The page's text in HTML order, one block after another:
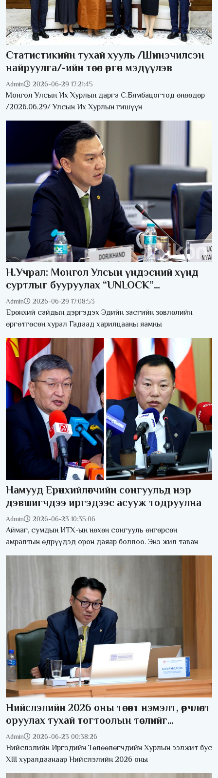
Статистикийн тухай хууль /Шинэчилсэн
найруулга/-ийн төсөл өргөн мэдүүлэв
Admin 2026-06-29 17:21:45
Монгол Улсын Их Хурлын дарга С.Бямбацогтод өнөөдөр
/2026.06.29/ Улсын Их Хурлын гишүүн
Н.Учрал: Монгол Улсын үндэсний хүнд
суртлыг бууруулах “UNLOCK”
санаачилгыг эхлүүлж байна
Admin 2026-06-29 17:08:53
Ерөнхий сайдын дэргэдэх Эдийн засгийн зөвлөлийн
өргөтгөсөн хурал Гадаад харилцааны яамны
Намууд Ерөнхийлөгчийн сонгуульд нэр
дэвшигчдээ иргэдээс асууж тодруулна
Admin 2026-06-23 10:35:06
Аймаг, сумдын ИТХ-ын нөхөн сонгууль өнгөрсөн
амралтын өдрүүдэд орон даяар боллоо. Энэ жил таван
Нийслэлийн 2026 оны төсөвт нэмэлт, өөрчлөлт
оруулах тухай тогтоолын төслийг
баталлаа
Admin 2026-06-23 00:38:26
Нийслэлийн Иргэдийн Төлөөлөгчдийн Хурлын ээлжит бус
XIII хуралдаанаар Нийслэлийн 2026 оны